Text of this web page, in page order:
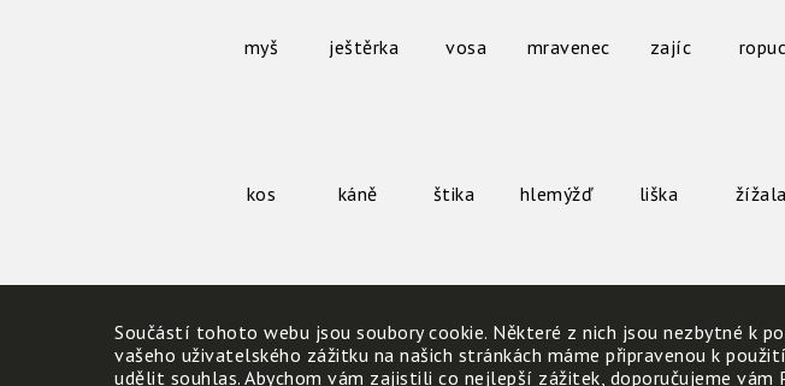
myš ještěrka vosa mravenec zajíc
kos káně štika hlemýžď liška žížala
Součástí tohoto webu jsou soubory cookie. Některé z nich jsou nezbytné k
vašeho uživatelského zážitku na našich stránkách máme připravenou k
udělit souhlas. Abychom vám zajistili co nejlepší zážitek, doporučujeme